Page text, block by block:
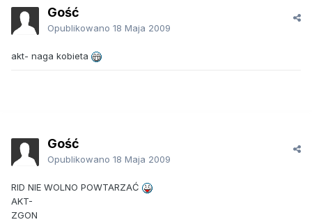
Gość
Opublikowano 18 Maja 2009
akt- naga kobieta
Gość
Opublikowano 18 Maja 2009
RID NIE WOLNO POWTARZAĆ
AKT-
ZGON